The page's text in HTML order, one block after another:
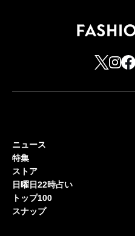
ニュース
特集
ストア
日曜日22時占い
トップ100
スナップ